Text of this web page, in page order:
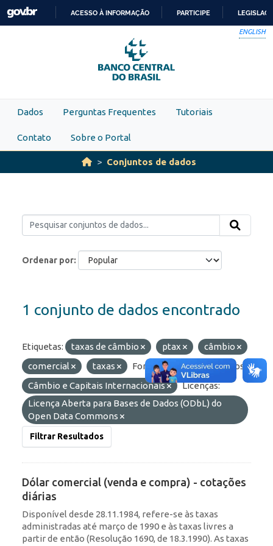
Skip to main content
PARA
O
CONTEÚDO
ACESSO À INFORMAÇÃO PARTICIPE
ENGLISH
Dados Perguntas Frequentes Tutoriais
Contato Sobre o Portal
Conjuntos de dados
Ordenar por
1 conjunto de dados encontrado
Etiquetas: taxas de câmbio ptax
câmbio
comercial
taxas Formatos: API
Grupos:
Câmbio e Capitais Internacionais
Licenças:
Licença Aberta para Bases de Dados (ODbL) do
Open Data Commons
Filtrar Resultados
Dólar comercial (venda e compra) - cotações
diárias
Disponível desde 28.11.1984, refere-se às taxas
administradas até março de 1990 e às taxas livres a
partir de então (Resolução 1690, de 18.3.1990). As taxas